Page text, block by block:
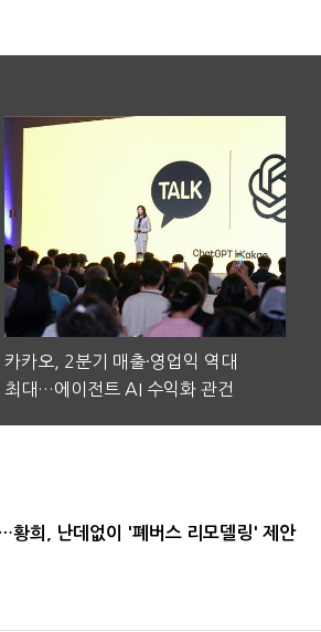
카카오, 2분기 매출·영업익 역대
최대…에이전트 AI 수익화 관건
황희, 난데없이 '폐버스 리모델링' 제안